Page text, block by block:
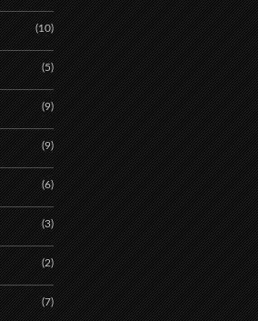
(10)
(5)
(9)
(9)
(6)
(3)
(2)
(7)